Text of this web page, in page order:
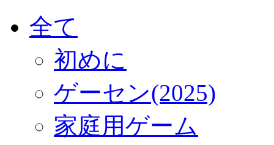
全て
初めに
ゲーセン(2025)
家庭用ゲーム